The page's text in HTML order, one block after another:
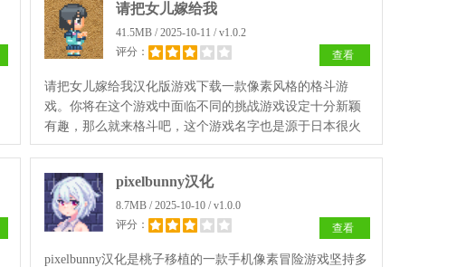
请把女儿嫁给我
41.5MB / 2025-10-11 / v1.0.2
评分：
查看
请把女儿嫁给我汉化版游戏下载一款像素风格的格斗游
戏。你将在这个游戏中面临不同的挑战游戏设定十分新颖
有趣，那么就来格斗吧，这个游戏名字也是源于日本很火
的一首歌曲名，亲切的像素风格魔性的玩法，才可以成功
pixelbunny汉化
8.7MB / 2025-10-10 / v1.0.0
评分：
查看
pixelbunny汉化是桃子移植的一款手机像素冒险游戏坚持多